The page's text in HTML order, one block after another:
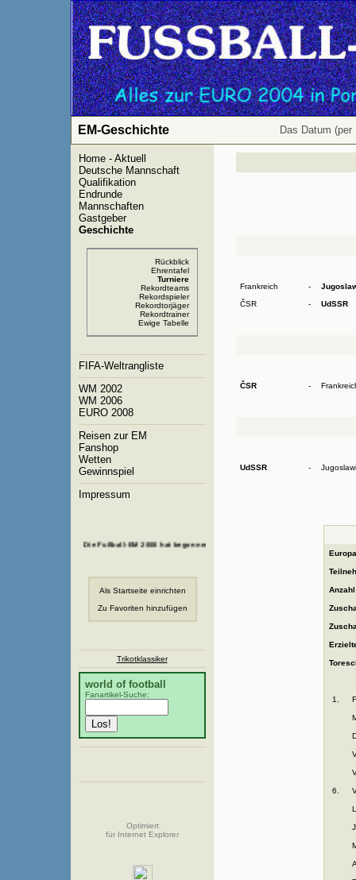
EM-Geschichte Das Datum
Home - Aktuell
Deutsche Mannschaft
Qualifikation
Endrunde
Mannschaften
Gastgeber
Geschichte
Rückblick
Ehrentafel
Turniere
Rekordteams
Rekordspieler
Rekordtorjäger
Rekordtrainer
Ewige Tabelle
FIFA-Weltrangliste
WM 2002
WM 2006
EURO 2008
Reisen zur EM
Fanshop
Wetten
Gewinnspiel
Impressum
Die Fußball-EM 2008 hat begonnen!
Als Startseite einrichten
Zu Favoriten hinzufügen
Trikotklassiker
world of football
Fanartikel-Suche:
Optimiert
für Internet Explorer
Frankreich -
ČSR
- UdSSR
ČSR -
UdSSR -
1.
6.